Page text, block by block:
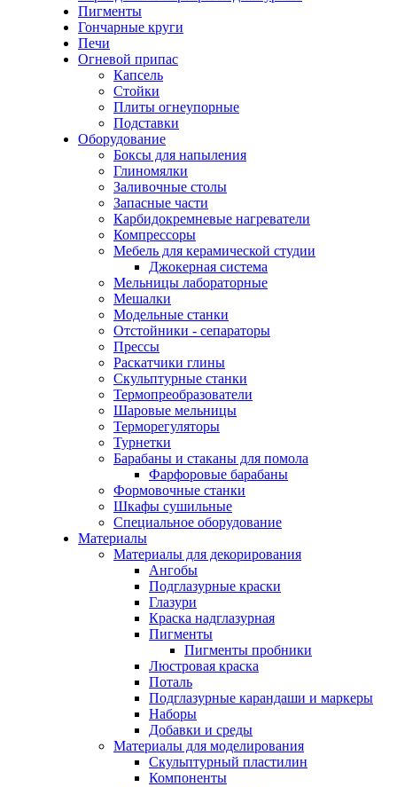
Пигменты
Гончарные круги
Печи
Огневой припас
Капсель
Стойки
Плиты огнеупорные
Подставки
Оборудование
Боксы для напыления
Глиномялки
Заливочные столы
Запасные части
Карбидокремневые нагреватели
Компрессоры
Мебель для керамической студии
Джокерная система
Мельницы лабораторные
Мешалки
Модельные станки
Отстойники - сепараторы
Прессы
Раскатчики глины
Скульптурные станки
Термопреобразователи
Шаровые мельницы
Терморегуляторы
Турнетки
Барабаны и стаканы для помола
Фарфоровые барабаны
Формовочные станки
Шкафы сушильные
Специальное оборудование
Материалы
Материалы для декорирования
Ангобы
Подглазурные краски
Глазури
Краска надглазурная
Пигменты
Пигменты пробники
Люстровая краска
Поталь
Подглазурные карандаши и маркеры
Наборы
Добавки и среды
Материалы для моделирования
Скульптурный пластилин
Компоненты